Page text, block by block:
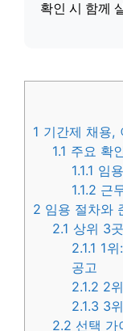
확인 시 함께
1 기간제 채용,
1.1 주요 확
1.1.1 임
1.1.2 근
2 임용 절차와
2.1 상위 3
2.1.1 1
공고
2.1.2 2
2.1.3 3
2.2 선택 가